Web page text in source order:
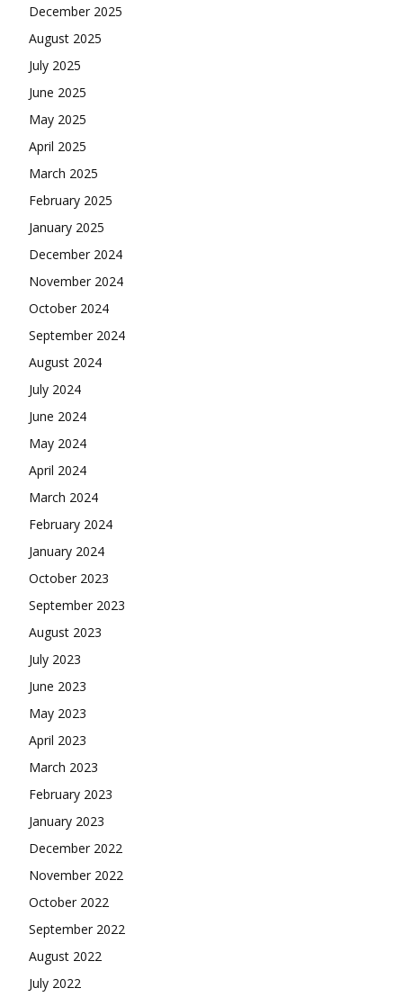
December 2025
August 2025
July 2025
June 2025
May 2025
April 2025
March 2025
February 2025
January 2025
December 2024
November 2024
October 2024
September 2024
August 2024
July 2024
June 2024
May 2024
April 2024
March 2024
February 2024
January 2024
October 2023
September 2023
August 2023
July 2023
June 2023
May 2023
April 2023
March 2023
February 2023
January 2023
December 2022
November 2022
October 2022
September 2022
August 2022
July 2022